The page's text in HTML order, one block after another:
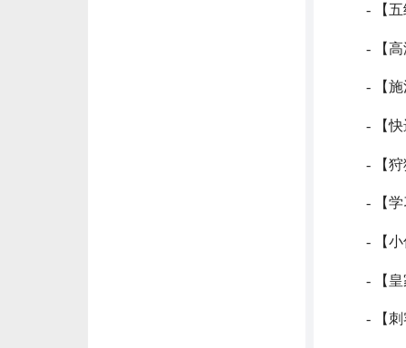
- 【
- 【
- 【
- 【
- 【
- 【
- 【
- 【
- 【